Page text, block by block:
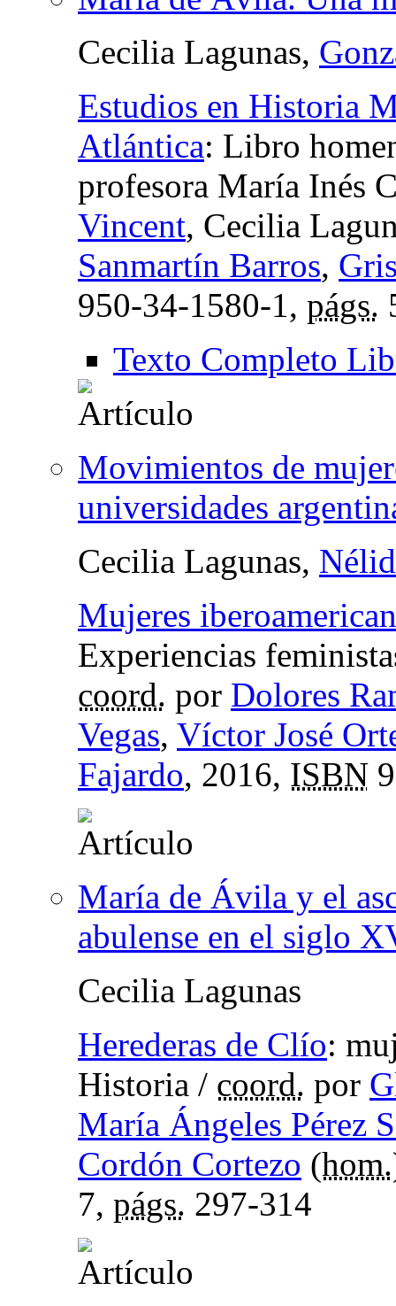
Cecilia Lagunas,
Estudios en Historia
Atlántica: Libro
profesora María Inés
Vincent, Cecilia
Sanmartín Barros,
950-34-1580-1, págs.
Texto Completo
Movimientos de
universidades
Cecilia Lagunas,
Mujeres
Experiencias
coord. por Dolores
Vegas, Víctor José
Fajardo, 2016, ISBN
María de Ávila y el
abulense en el siglo
Cecilia Lagunas
Herederas de Clío:
Historia / coord. por
María Ángeles Pérez
Cordón Cortezo (hom.
7, págs. 297-314